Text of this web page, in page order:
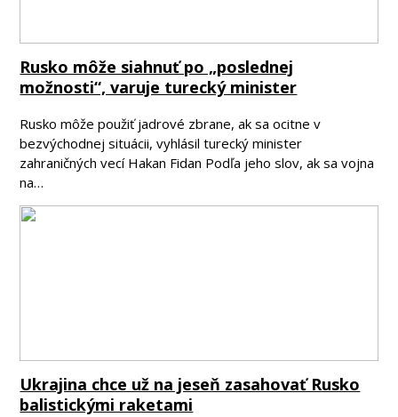
Rusko môže siahnuť po „poslednej
možnosti“, varuje turecký minister
Rusko môže použiť jadrové zbrane, ak sa ocitne v
bezvýchodnej situácii, vyhlásil turecký minister
zahraničných vecí Hakan Fidan Podľa jeho slov, ak sa vojna
na…
Ukrajina chce už na jeseň zasahovať Rusko
balistickými raketami